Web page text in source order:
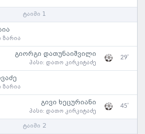
ტაიმი 1
ზარია
გიორგი დათუნაიშვილი
პასი: დათო კირკიტაძე
29'
ზარია
გივი ხეცურიანი
პასი: დათო კირკიტაძე
45'
ტაიმი 2